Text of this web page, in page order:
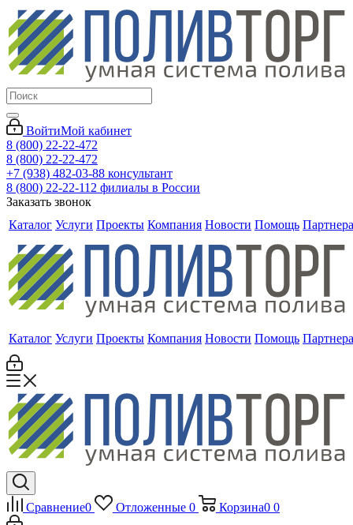
ВойтиМой кабинет
8 (800) 22-22-472
8 (800) 22-22-472
+7 (938) 482-03-88 консультант
8 (800) 22-22-112 филиалы в России
Заказать звонок
Каталог Услуги Проекты Компания Новости Помощь
Каталог Услуги Проекты Компания Новости Помощь
Сравнение0 Отложенные 0 Корзина0 0